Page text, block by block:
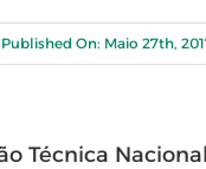
Published On: Maio 27th,
Técnica